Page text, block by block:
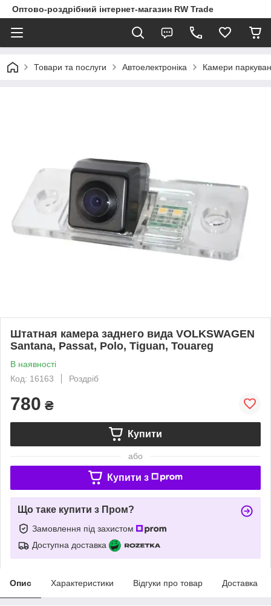
Оптово-роздрібний інтернет-магазин RW Trade
Товари та послуги Автоелектроніка Камери
Штатная камера заднего вида VOLKSWAGEN
Santana, Passat, Polo, Tiguan, Touareg
В наявності
Код: 16163
Роздріб
780 ₴
Купити
або
Купити з
Що таке купити з Пром?
Замовлення під захистом
Доступна доставка
Опис Характеристики Відгуки про товар Доставка